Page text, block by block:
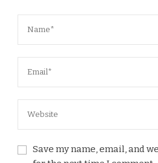
Save my name, email, and